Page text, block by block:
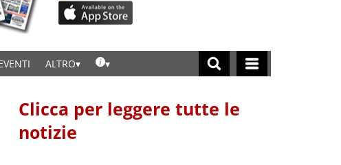
ALTRO
Clicca per leggere tutte le
notizie